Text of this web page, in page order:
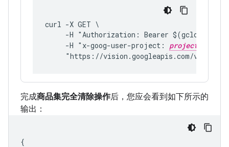
curl -X GET \
-H "Authorization: Bearer $(gcloud
     -H "x-goog-user-project:
project-id
"https://vision.googleapis.com/v1/
完成商品集完全清除操作后，您应会看到如下所示的
输出：
{